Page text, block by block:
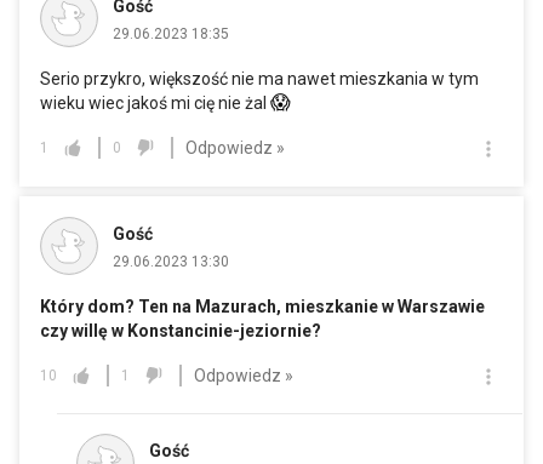
Gość
29.06.2023 18:35
Serio przykro, większość nie ma nawet mieszkania w tym
wieku wiec jakoś mi cię nie żal 😱
1 0 Odpowiedz »
Gość
29.06.2023 13:30
Który dom? Ten na Mazurach, mieszkanie w Warszawie
czy willę w Konstancinie-jeziornie?
10 1 Odpowiedz »
Gość